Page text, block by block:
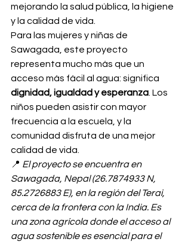
mejorando la salud pública, la higiene
y la calidad de vida.
Para las mujeres y niñas de
Sawagada, este proyecto
representa mucho más que un
acceso más fácil al agua: significa
dignidad, igualdad y esperanza . Los
niños pueden asistir con mayor
frecuencia a la escuela, y la
comunidad disfruta de una mejor
calidad de vida.
📍 El proyecto se encuentra en
Sawagada, Nepal (26.7874933 N,
85.2726883 E), en la región del Terai,
cerca de la frontera con la India. Es
una zona agrícola donde el acceso al
agua sostenible es esencial para el